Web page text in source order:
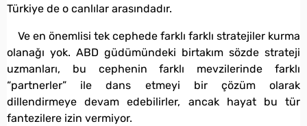
Türkiye de o canlılar arasındadır.
Ve en önemlisi tek cephede farklı farklı stratejiler kurma
olanağı yok. ABD güdümündeki birtakım sözde strateji
uzmanları, bu cephenin farklı mevzilerinde farklı
“partnerler” ile dans etmeyi bir çözüm olarak
dillendirmeye devam edebilirler, ancak hayat bu tür
fantezilere izin vermiyor.